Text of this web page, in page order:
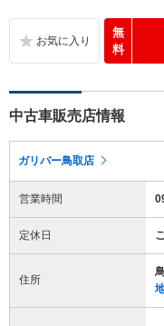
無
料
中古車販売店情報
ガリバー鳥取店
営業時間
定休日
住所